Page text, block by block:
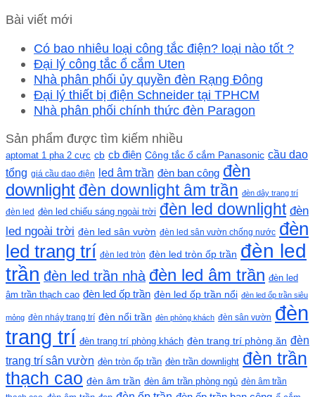
Bài viết mới
Có bao nhiêu loại công tắc điện? loại nào tốt ?
Đại lý công tắc ổ cắm Uten
Nhà phân phối ủy quyền đèn Rạng Đông
Đại lý thiết bị điện Schneider tại TPHCM
Nhà phân phối chính thức đèn Paragon
Sản phẩm được tìm kiếm nhiều
aptomat 1 pha 2 cực cb cb điện Công tắc ổ cắm Panasonic cầu dao
tổng giá cầu dao điện led âm trần đèn ban công đèn
downlight đèn downlight âm trần đèn dây trang trí
đèn led đèn led chiếu sáng ngoài trời đèn led downlight đèn
led ngoài trời đèn led sân vườn đèn led sân vườn chống nước đèn
led trang trí đèn led tròn đèn led tròn ốp trần đèn led
trần đèn led trần nhà đèn led âm trần đèn led
âm trần thạch cao đèn led ốp trần đèn led ốp trần nổi đèn led ốp trần siêu
mỏng đèn nháy trang trí đèn nổi trần đèn phòng khách đèn sân vườn đèn
trang trí đèn trang trí phòng khách đèn trang trí phòng ăn đèn
trang trí sân vườn đèn tròn ốp trần đèn trần downlight đèn trần
thạch cao đèn âm trần đèn âm trần phòng ngủ đèn âm trần